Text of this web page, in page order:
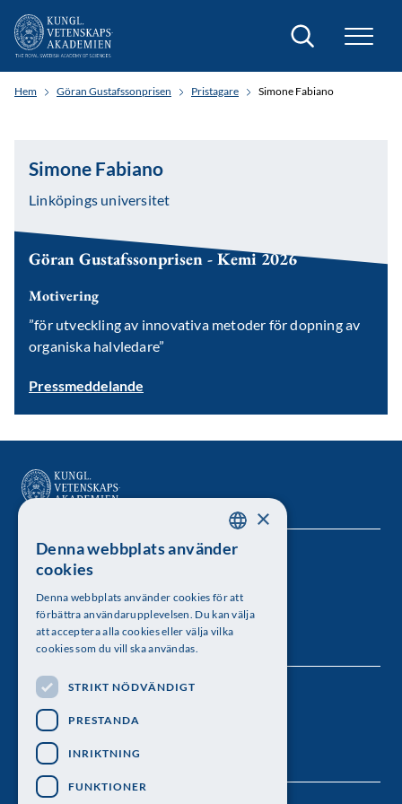
Sök
Hem Göran Gustafssonprisen Pristagare Simone Fabiano
Simone Fabiano
Linköpings universitet
Göran Gustafssonprisen - Kemi 2026
Motivering
”för utveckling av innovativa metoder för dopning av
organiska halvledare”
Pressmeddelande
Kungl. Vetenskapsakademien
Besöksadress: Lilla Frescativägen 4A
Telefon: 08-673 95 00
Följ oss
SWEDISH
×
Denna webbplats använder
cookies
Denna webbplats använder cookies för att
förbättra användarupplevelsen. Du kan välja
att acceptera alla cookies eller välja vilka
cookies som du vill ska användas.
STRIKT NÖDVÄNDIGT
PRESTANDA
INRIKTNING
FUNKTIONER